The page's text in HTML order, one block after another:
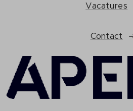
Vacatures
Contact